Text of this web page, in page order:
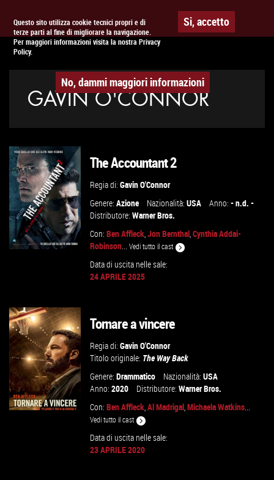
Questo sito utilizza cookie tecnici propri e di
terze parti al fine di migliorare la navigazione.
Per maggiori informazioni visita la nostra Privacy
Policy.
Si, accetto
No, dammi maggiori informazioni
APPUNTAMENTO AL CINEMA
GAVIN O'CONNOR
VAI ALLA SCHEDA
The Accountant 2
Regia di:Gavin O'Connor
Genere:Azione Nazionalità:USA Anno:- n.d. -
Distributore:Warner Bros.
Con:Ben Affleck,Jon Bernthal,Cynthia Addai-
Robinson...Vedi tutto il cast
Data di uscita nelle sale:
24 APRILE 2025
Tornare a vincere
Regia di:Gavin O'Connor
Titolo originale: The Way Back
Genere:Drammatico Nazionalità:USA
Anno:2020 Distributore:Warner Bros.
Con:Ben Affleck,Al Madrigal,Michaela Watkins...
Vedi tutto il cast
Data di uscita nelle sale:
23 APRILE 2020